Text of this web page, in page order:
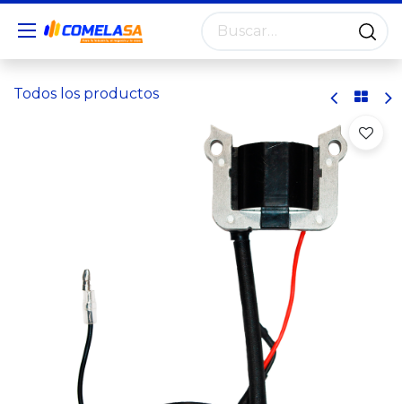
Todos los productos